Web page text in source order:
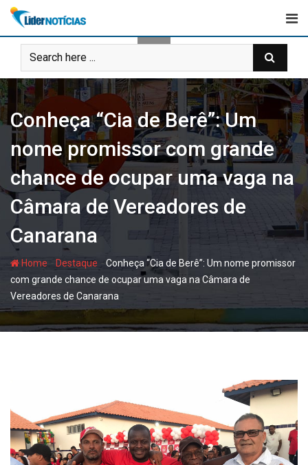
Skip
content
Conheça “Cia de Berê”: Um
nome promissor com grande
chance de ocupar uma vaga na
Câmara de Vereadores de
Canarana
Home - Destaque -Conheça “Cia de Berê”: Um nome promissor
com grande chance de ocupar uma vaga na Câmara de
Vereadores de Canarana